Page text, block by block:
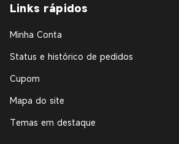
Links rápidos
Minha Conta
Status e histórico de pedidos
Cupom
Mapa do site
Temas em destaque